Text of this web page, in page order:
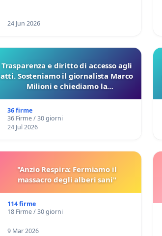
24 Jun 2026
Trasparenza e diritto di accesso agli
atti. Sosteniamo il giornalista Marco
Milioni e chiediamo la
sulla Pedemontana Veneta
36 firme
36 Firme / 30 giorni
24 Jul 2026
"Anzio Respira: Fermiamo il
massacro degli alberi sani"
114 firme
18 Firme / 30 giorni
9 Mar 2026